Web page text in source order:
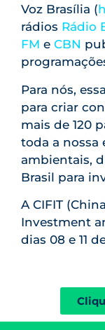
Voz Brasília (
rádios Rádio
FM e CBN
Para nós,
para criar
mais de 120
toda a nossa
ambientais,
Brasil para
A CIFIT
Investment
dias 08 e 11